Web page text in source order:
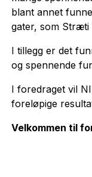
blant annet
gater, som Stræti
I tillegg er det
og spennende
I foredraget vil
foreløpige
Velkommen til